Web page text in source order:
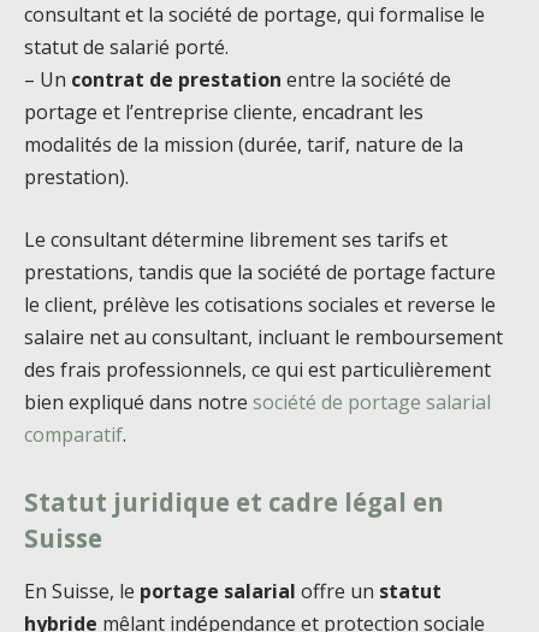
consultant et la société de portage, qui formalise le
statut de salarié porté.
– Un contrat de prestation entre la société de
portage et l’entreprise cliente, encadrant les
modalités de la mission (durée, tarif, nature de la
prestation).
Le consultant détermine librement ses tarifs et
prestations, tandis que la société de portage facture
le client, prélève les cotisations sociales et reverse le
salaire net au consultant, incluant le remboursement
des frais professionnels, ce qui est particulièrement
bien expliqué dans notre société de portage salarial
comparatif.
Statut juridique et cadre légal en
Suisse
En Suisse, le portage salarial offre un statut
hybride mêlant indépendance et protection sociale